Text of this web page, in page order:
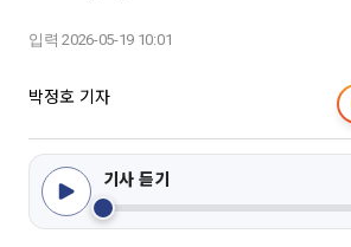
입력 2026-05-19 10:01
박정호 기자
기사 듣기